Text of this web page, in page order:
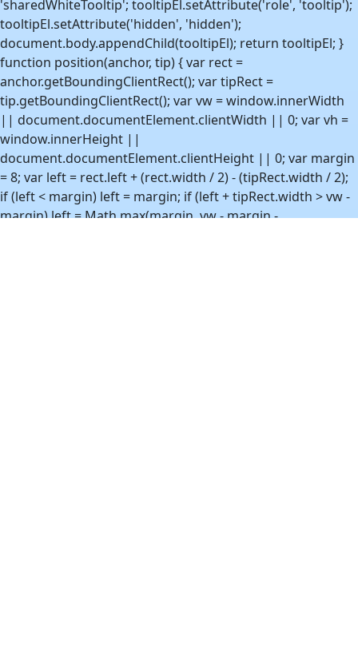
'sharedWhiteTooltip'; tooltipEl.setAttribute('role', 'tooltip');
tooltipEl.setAttribute('hidden', 'hidden');
document.body.appendChild(tooltipEl); return tooltipEl; }
function position(anchor, tip) { var rect =
anchor.getBoundingClientRect(); var tipRect =
tip.getBoundingClientRect(); var vw = window.innerWidth
|| document.documentElement.clientWidth || 0; var vh =
window.innerHeight ||
document.documentElement.clientHeight || 0; var margin
= 8; var left = rect.left + (rect.width / 2) - (tipRect.width / 2);
if (left < margin) left = margin; if (left + tipRect.width > vw -
margin) left = Math.max(margin, vw - margin -